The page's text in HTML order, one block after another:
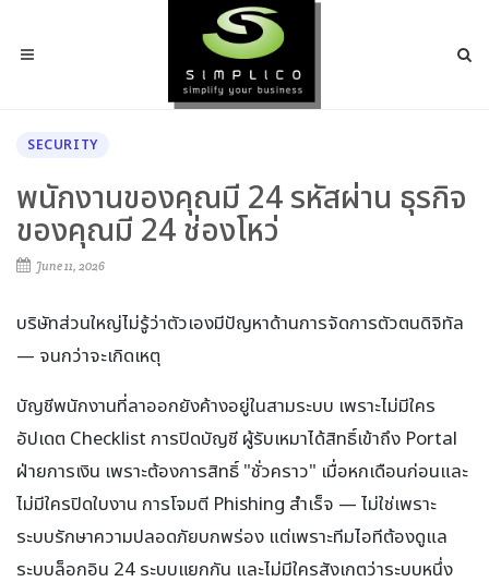
SECURITY
พนักงานของคุณมี 24 รหัสผ่าน ธุรกิจ
ของคุณมี 24 ช่องโหว่
June 11, 2026
บริษัทส่วนใหญ่ไม่รู้ว่าตัวเองมีปัญหาด้านการจัดการตัวตนดิจิทัล
— จนกว่าจะเกิดเหตุ
บัญชีพนักงานที่ลาออกยังค้างอยู่ในสามระบบ เพราะไม่มีใคร
อัปเดต Checklist การปิดบัญชี ผู้รับเหมาได้สิทธิ์เข้าถึง Portal
ฝ่ายการเงิน เพราะต้องการสิทธิ์ "ชั่วคราว" เมื่อหกเดือนก่อนและ
ไม่มีใครปิดใบงาน การโจมตี Phishing สำเร็จ — ไม่ใช่เพราะ
ระบบรักษาความปลอดภัยบกพร่อง แต่เพราะทีมไอทีต้องดูแล
ระบบล็อกอิน 24 ระบบแยกกัน และไม่มีใครสังเกตว่าระบบหนึ่ง